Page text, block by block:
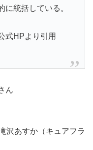
に統括している。
式HPより引用
ん
沢あすか（キュアフラ